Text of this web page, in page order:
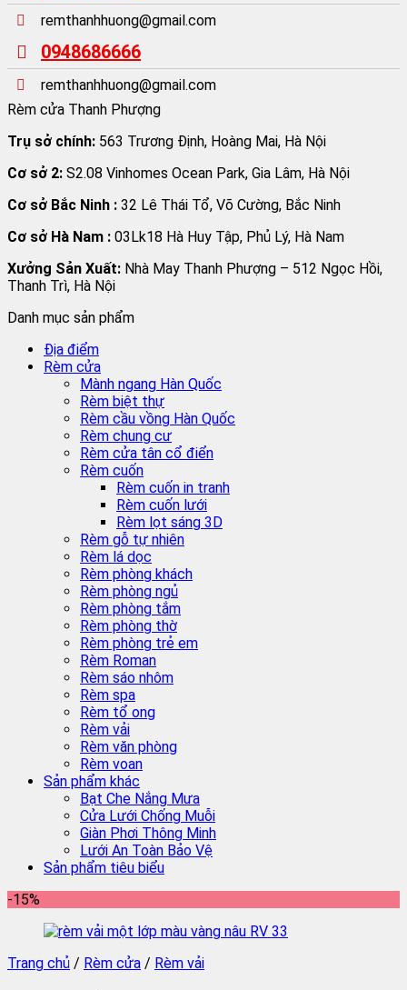
remthanhhuong@gmail.com
0948686666
remthanhhuong@gmail.com
Rèm cửa Thanh Phượng
Trụ sở chính: 563 Trương Định, Hoàng Mai, Hà Nội
Cơ sở 2: S2.08 Vinhomes Ocean Park, Gia Lâm, Hà Nội
Cơ sở Bắc Ninh : 32 Lê Thái Tổ, Võ Cường, Bắc Ninh
Cơ sở Hà Nam : 03Lk18 Hà Huy Tập, Phủ Lý, Hà Nam
Xưởng Sản Xuất: Nhà May Thanh Phượng – 512 Ngọc Hồi,
Thanh Trì, Hà Nội
Danh mục sản phẩm
Địa điểm
Rèm cửa
Mành ngang Hàn Quốc
Rèm biệt thự
Rèm cầu vồng Hàn Quốc
Rèm chung cư
Rèm cửa tân cổ điển
Rèm cuốn
Rèm cuốn in tranh
Rèm cuốn lưới
Rèm lọt sáng 3D
Rèm gỗ tự nhiên
Rèm lá dọc
Rèm phòng khách
Rèm phòng ngủ
Rèm phòng tắm
Rèm phòng thờ
Rèm phòng trẻ em
Rèm Roman
Rèm sáo nhôm
Rèm spa
Rèm tổ ong
Rèm vải
Rèm văn phòng
Rèm voan
Sản phẩm khác
Bạt Che Nắng Mưa
Cửa Lưới Chống Muỗi
Giàn Phơi Thông Minh
Lưới An Toàn Bảo Vệ
Sản phẩm tiêu biểu
-15%
Trang chủ / Rèm cửa / Rèm vải